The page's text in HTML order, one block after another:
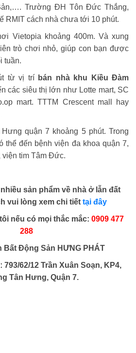
Trường ĐH Tôn Đức Thắng,
RMIT cách nhà chưa tới 10 phút.
Vietopia khoảng 400m. Và xung
trò chơi nhỏ, giúp con bạn được
tuần.
từ vị trí bán nhà khu Kiều Đàm
các siêu thị lớn như Lotte mart, SC
mart. TTTM Crescent mall hay
quận 7 khoảng 5 phút. Trong
thể đến bệnh viện đa khoa quận 7,
viện tim Tâm Đức.
sản phẩm về nhà ở lẫn đất
vui lòng xem chi tiết tại đây
nếu có mọi thắc mắc: 0909 477
288
Bất Động Sản HƯNG PHÁT
62/12 Trần Xuân Soạn, KP4,
Tân Hưng, Quận 7.